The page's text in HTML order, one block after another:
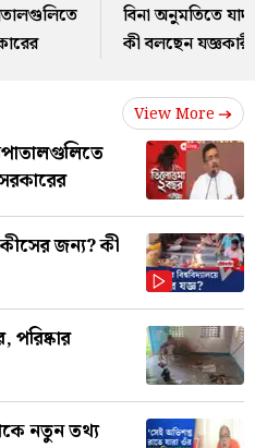
বিনা অনুমতিতে
কী বলছেন
View More
জন্য? কী
পরিষ্কার
নতুন তথ্য